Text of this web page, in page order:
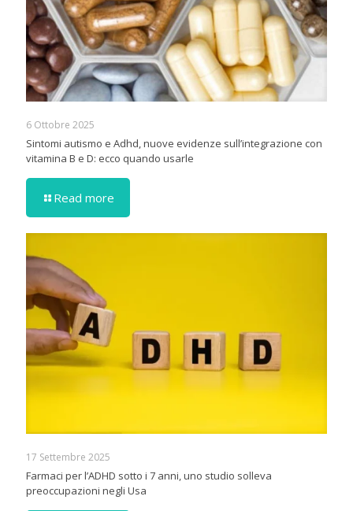
6 Ottobre 2025
Sintomi autismo e Adhd, nuove evidenze sull’integrazione con
vitamina B e D: ecco quando usarle
Read more
17 Settembre 2025
Farmaci per l’ADHD sotto i 7 anni, uno studio solleva
preoccupazioni negli Usa